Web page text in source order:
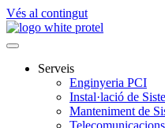
Vés al contingut
Serveis
Enginyeria PCI
Instal·lació de
Manteniment de
Telecomunicacions